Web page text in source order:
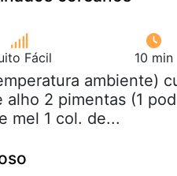
Fácil 10 min
ambiente)
2 pimentas (1
mel 1 col. de...